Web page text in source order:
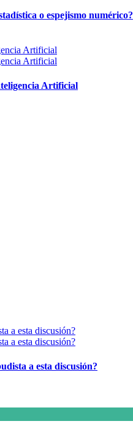
o espejismo numérico?
Artificial
a esta discusión?